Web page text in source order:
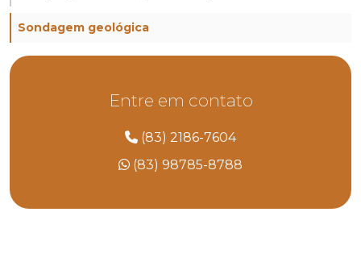
Sondagem geológica
Entre em contato
(83) 2186-7604
(83) 98785-8788